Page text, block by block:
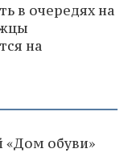
в очередях на
на
«Дом обуви»